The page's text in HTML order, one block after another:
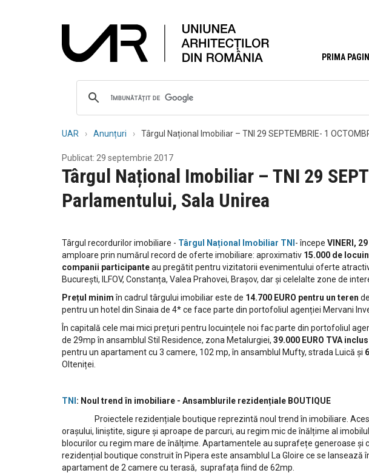
PRIMA
UAR Anunțuri Târgul Național Imobiliar – TNI 29 SEPTEMBRIE- 1
Publicat: 29 septembrie 2017
Târgul Național Imobiliar – TNI 29
Parlamentului, Sala Unirea
Târgul recordurilor imobiliare - Târgul Național Imobiliar TNI - începe VINERI,
amploare prin numărul record de oferte imobiliare: aproximativ 15.000 de
companii participanteau pregătit pentru vizitatorii evenimentului oferte
București, ILFOV, Constanța, Valea Prahovei, Brașov, dar și celelalte zone de
Prețul minimîn cadrul târgului imobiliar este de 14.700 EURO pentru un teren
pentru un hotel din Sinaia de 4* ce face parte din portofoliul agenției Mervani
În capitală cele mai mici prețuri pentru locuințele noi fac parte din portofoliul
de 29mp în ansamblul Stil Residence, zona Metalurgiei, 39.000 EURO TVA inclus
pentru un apartament cu 3 camere, 102 mp, în ansamblul Mufty, strada Luică și
Olteniței.
TNI : Noul trend în imobiliare - Ansamblurile rezidențiale BOUTIQUE
Proiectele rezidențiale boutique reprezintă noul trend în imobiliare.
orașului, liniștite, sigure și aproape de parcuri, au regim mic de înălțime al
blocurilor cu regim mare de înălțime. Apartamentele au suprafețe generoase
rezidențial boutique construit în Pipera este ansamblul La Gloire ce se lansează
apartament de 2 camere cu terasă, suprafața fiind de 62mp.